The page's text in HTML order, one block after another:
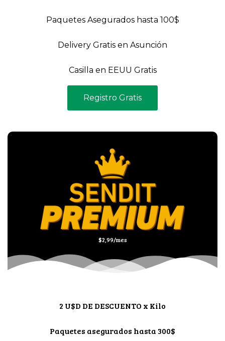
Paquetes Asegurados hasta 100$
Delivery Gratis en Asunción
Casilla en EEUU Gratis
Registro Gratis
$2,99/mes
2 U$D DE DESCUENTO x Kilo
Paquetes asegurados hasta 300$